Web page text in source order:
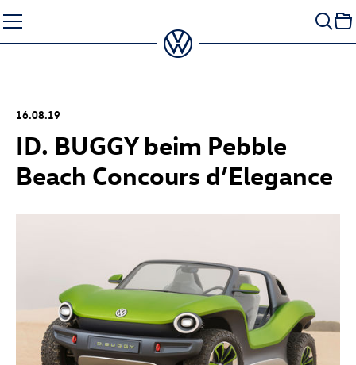
Seiteninhalt
springen
16.08.19
ID. BUGGYbeim Pebble
Beach Concours d’Elegance